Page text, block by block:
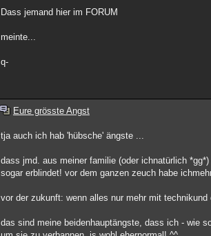
Dass jemand hier im FORUM
meinte...
q-
Eure grösste Angst
tja auch ich hab 'hübsche' ängste ...
dass jmd. aus meiner familie (oder ichnatürlich
sogar erblindet! vor dem ganzen zeuch habe
vor der zukunft: wenn alles nur mehr mit
das sind meine beidenhauptängste, dass ich - wie